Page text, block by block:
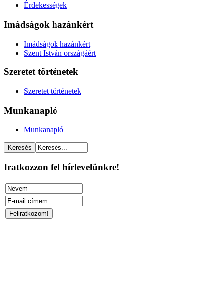
Érdekességek
Imádságok hazánkért
Imádságok hazánkért
Szent István országáért
Szeretet történetek
Szeretet történetek
Munkanapló
Munkanapló
Iratkozzon fel hírlevelünkre!